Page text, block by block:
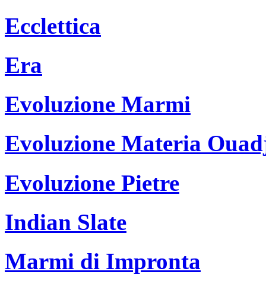
Ecclettica
Era
Evoluzione Marmi
Evoluzione Materia
Evoluzione Pietre
Indian Slate
Marmi di Impronta